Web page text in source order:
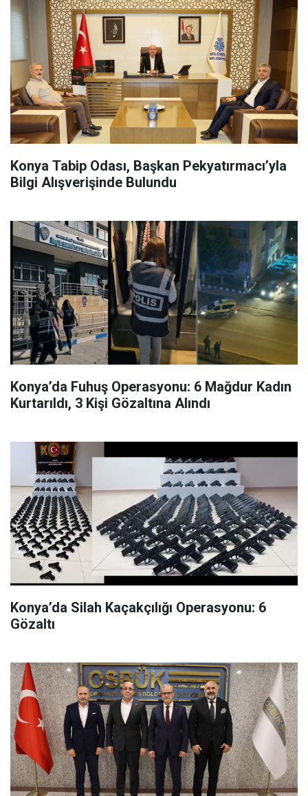
Konya Tabip Odası, Başkan Pekyatırmacı’yla
Bilgi Alışverişinde Bulundu
Konya’da Fuhuş Operasyonu: 6 Mağdur Kadın
Kurtarıldı, 3 Kişi Gözaltına Alındı
Konya’da Silah Kaçakçılığı Operasyonu: 6
Gözaltı